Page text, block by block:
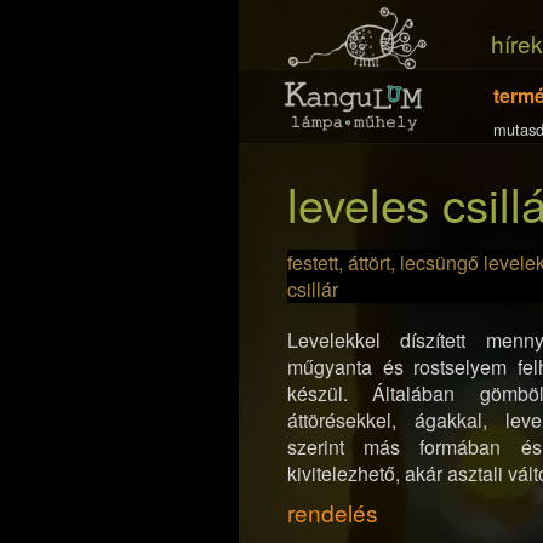
hírek
leveles
festett, áttört, lecsüngő
csillár
Levelekkel díszített
műgyanta és rostselyem
készül. Általában
áttörésekkel, ágakkal,
szerint más formában
kivitelezhető, akár asztali
rendelés